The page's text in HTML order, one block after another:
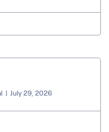
| July 29, 2026